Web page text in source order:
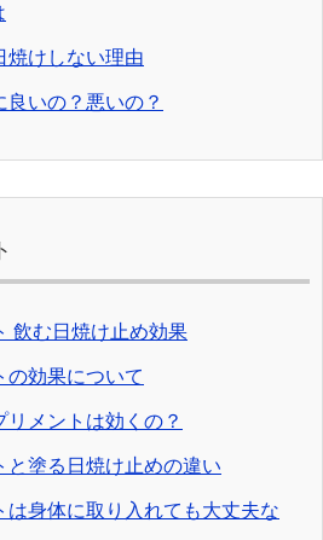
焼けしない理由
良いの？悪いの？
飲む日焼け止め効果
の効果について
リメントは効くの？
と塗る日焼け止めの違い
は身体に取り入れても大丈夫な